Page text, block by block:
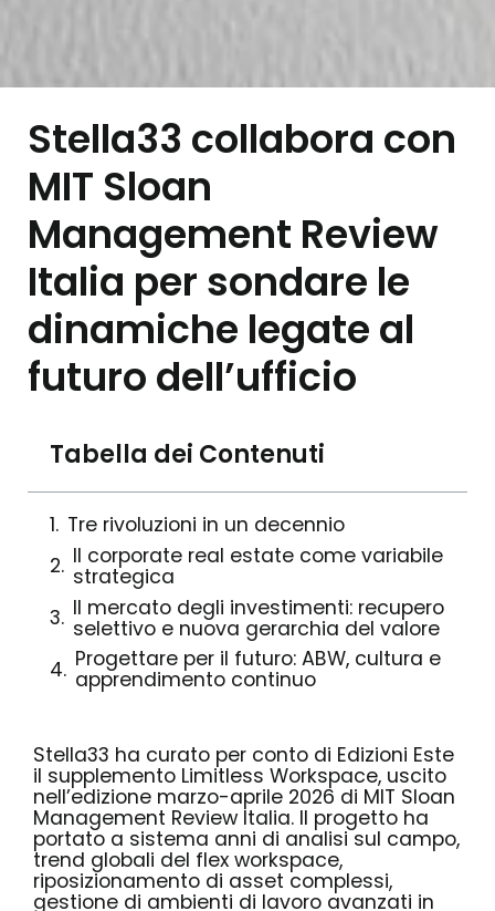
Stella33 collabora con
MIT Sloan
Management Review
Italia per sondare le
dinamiche legate al
futuro dell’ufficio
Tabella dei Contenuti
Tre rivoluzioni in un decennio
Il corporate real estate come variabile
strategica
Il mercato degli investimenti: recupero
selettivo e nuova gerarchia del valore
Progettare per il futuro: ABW, cultura e
apprendimento continuo
Stella33 ha curato per conto di Edizioni Este
il supplemento Limitless Workspace, uscito
nell’edizione marzo-aprile 2026 di MIT Sloan
Management Review Italia. Il progetto ha
portato a sistema anni di analisi sul campo,
trend globali del flex workspace,
riposizionamento di asset complessi,
gestione di ambienti di lavoro avanzati in